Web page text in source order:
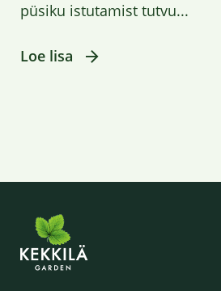
püsiku istutamist tutvu...
Loe lisa